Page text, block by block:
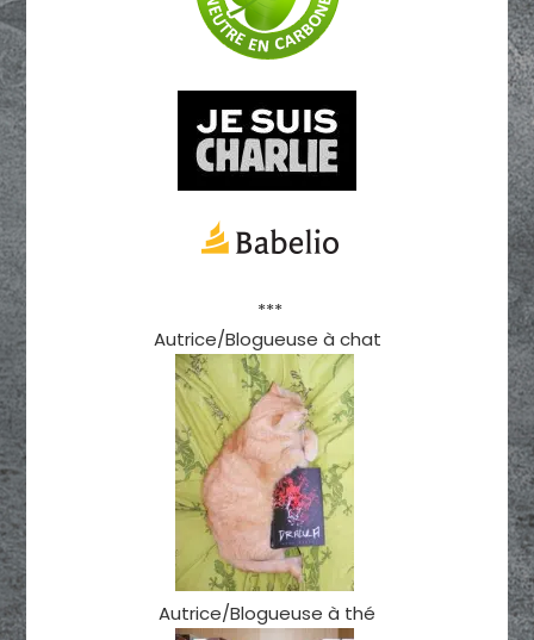
***
Autrice/Blogueuse à chat
Autrice/Blogueuse à thé